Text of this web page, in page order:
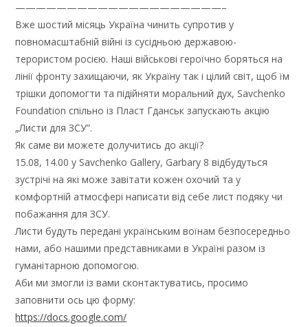
————————————————————–
Вже шостий місяць Україна чинить супротив у
повномасштабній війні із сусідньою державою-
терористом росією. Наші військові героїчно боряться на
лінії фронту захищаючи, як Україну так і цілий світ, щоб їм
трішки допомогти та підійняти моральний дух, Savchenko
Foundation спільно із Пласт Гданськ запускають акцію
„Листи для ЗСУ”.
Як саме ви можете долучитись до акції?
15.08, 14.00 у Savchenko Gallery, Garbary 8 відбудуться
зустрічі на які може завітати кожен охочий та у
комфортній атмосфері написати від себе лист подяку чи
побажання для ЗСУ.
Листи будуть передані українським воїнам безпосередньо
нами, або нашими представниками в Україні разом із
гуманітарною допомогою.
Аби ми змогли із вами сконтактуватись, просимо
заповнити ось цю форму:
https://docs.google.com/